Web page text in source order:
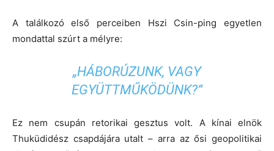
A találkozó első perceiben Hszi Csin-ping egyetlen
mondattal szúrt a mélyre:
„HÁBORÚZUNK, VAGY
EGYÜTTMŰKÖDÜNK?”
Ez nem csupán retorikai gesztus volt. A kínai elnök
Thuküdidész csapdájára utalt – arra az ősi geopolitikai